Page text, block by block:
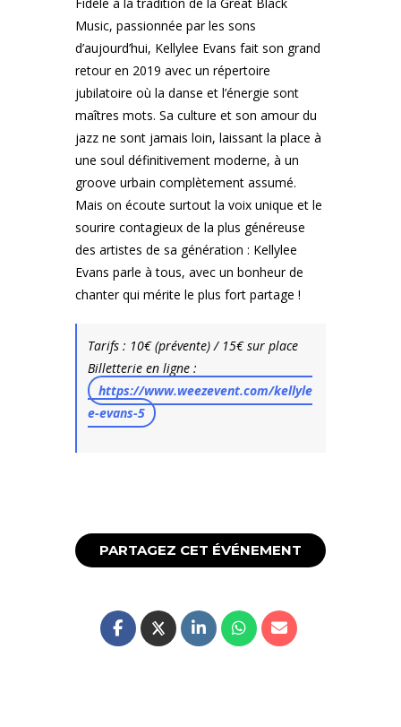
Music, passionnée par les sons
d’aujourd’hui, Kellylee Evans fait son grand
retour en 2019 avec un répertoire
jubilatoire où la danse et l’énergie sont
maîtres mots. Sa culture et son amour du
jazz ne sont jamais loin, laissant la place à
une soul définitivement moderne, à un
groove urbain complètement assumé.
Mais on écoute surtout la voix unique et le
sourire contagieux de la plus généreuse
des artistes de sa génération : Kellylee
Evans parle à tous, avec un bonheur de
chanter qui mérite le plus fort partage !
Tarifs : 10€ (prévente) / 15€ sur place
Billetterie en ligne :
https://www.weezevent.com/kellyle
e-evans-5
PARTAGEZ CET ÉVÉNEMENT